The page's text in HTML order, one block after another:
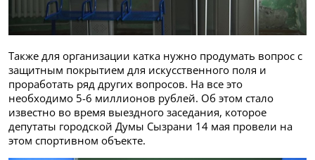
Также для организации катка нужно продумать вопрос с
защитным покрытием для искусственного поля и
проработать ряд других вопросов. На все это
необходимо 5-6 миллионов рублей. Об этом стало
известно во время выездного заседания, которое
депутаты городской Думы Сызрани 14 мая провели на
этом спортивном объекте.